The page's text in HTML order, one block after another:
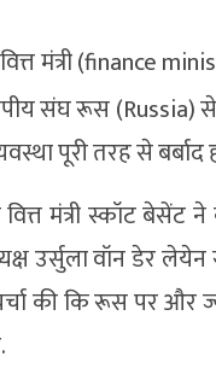
मंत्री (finance
संघ रूस (Russia)
पूरी तरह से बर्बाद
मंत्री स्कॉट बेसेंट ने
उर्सुला वॉन डेर
की कि रूस पर और